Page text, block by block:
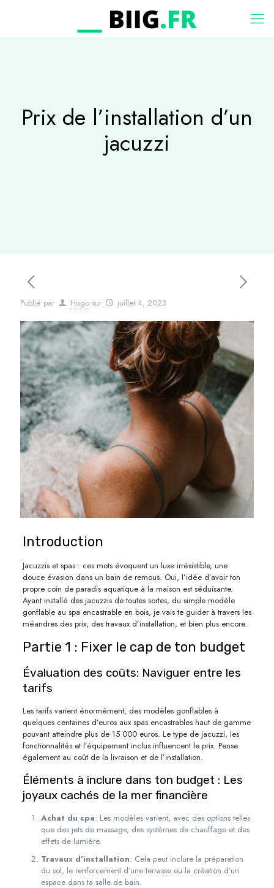
Prix de l’installation d’un
jacuzzi
Publié par Hugo sur juillet 4, 2023
Introduction
Jacuzzis et spas : ces mots évoquent un luxe irrésistible, une
douce évasion dans un bain de remous. Oui, l’idée d’avoir ton
propre coin de paradis aquatique à la maison est séduisante.
Ayant installé des jacuzzis de toutes sortes, du simple modèle
gonflable au spa encastrable en bois, je vais te guider à travers les
méandres des prix, des travaux d’installation, et bien plus encore.
Partie 1 : Fixer le cap de ton budget
Évaluation des coûts: Naviguer entre les
tarifs
Les tarifs varient énormément, des modèles gonflables à
quelques centaines d’euros aux spas encastrables haut de gamme
pouvant atteindre plus de 15 000 euros. Le type de jacuzzi, les
fonctionnalités et l’équipement inclus influencent le prix. Pense
également au coût de la livraison et de l’installation.
Éléments à inclure dans ton budget : Les
joyaux cachés de la mer financière
Achat du spa: Les modèles varient, avec des options telles
que des jets de massage, des systèmes de chauffage et des
effets de lumière.
Travaux d’installation: Cela peut inclure la préparation
du sol, le renforcement d’une terrasse ou la création d’un
espace dans ta salle de bain.